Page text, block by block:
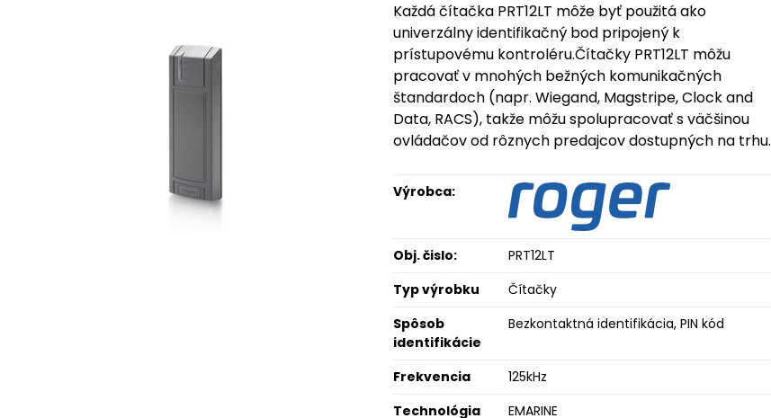
Každá čítačka PRT12LT môže byť použitá ako
univerzálny identifikačný bod pripojený k
prístupovému kontroléru.Čítačky PRT12LT môžu
pracovať v mnohých bežných komunikačných
štandardoch (napr. Wiegand, Magstripe, Clock and
Data, RACS), takže môžu spolupracovať s väčšinou
ovládačov od rôznych predajcov dostupných na trhu.
Výrobca:
Obj. čislo:
PRT12LT
Typ výrobku
Čítačky
Spôsob
identifikácie
Bezkontaktná identifikácia, PIN kód
Frekvencia
125kHz
Technológia
EMARINE